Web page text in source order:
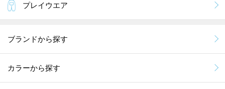
プレイウエア
ブランドから探す
カラーから探す